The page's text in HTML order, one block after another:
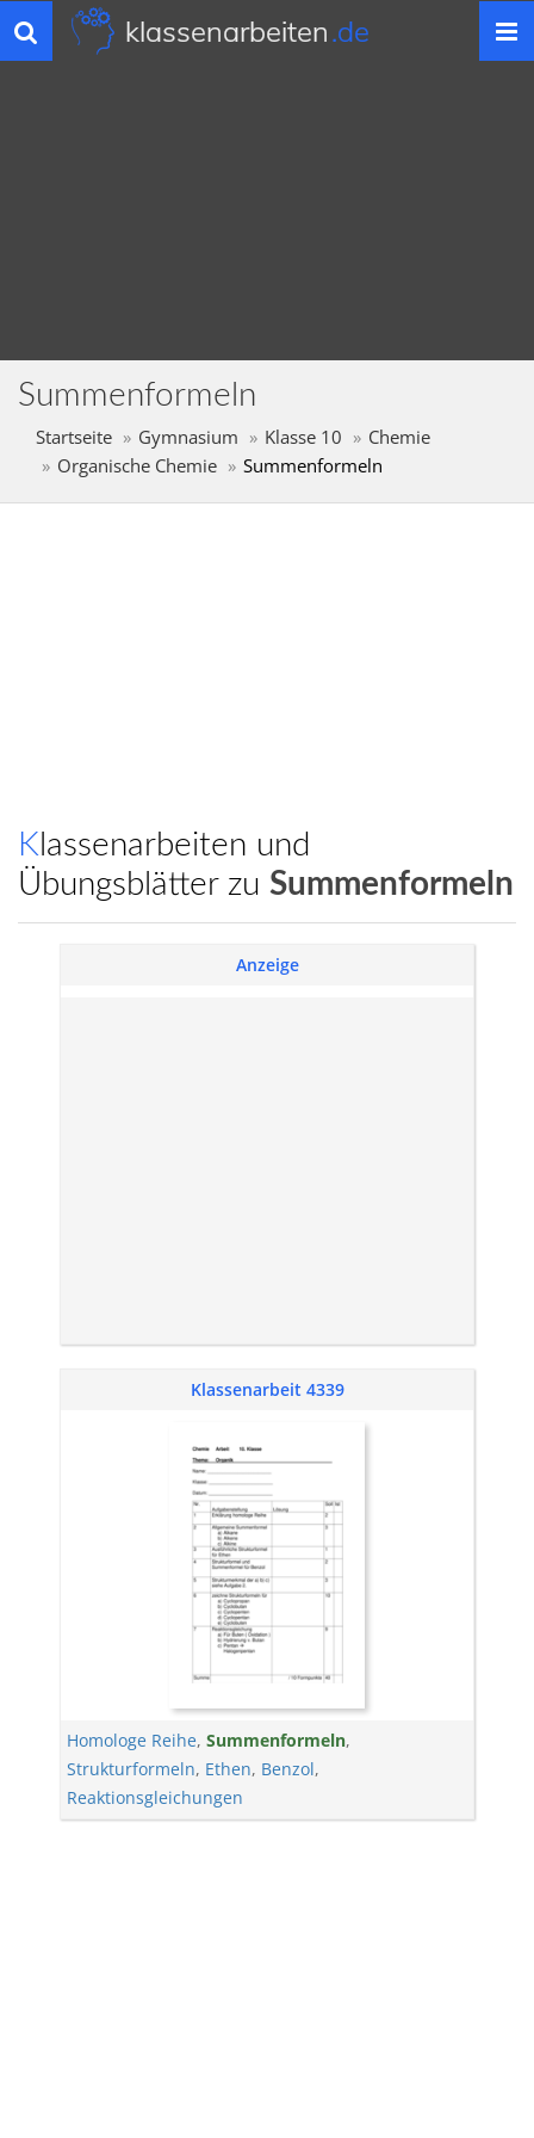
Toggle
navigation
klassenarbeiten.de
Summenformeln
Startseite Gymnasium Klasse 10
Chemie
Organische Chemie
Summenformeln
Klassenarbeiten und
Übungsblätter zu Summenformeln
Anzeige
Klassenarbeit 4339
Homologe Reihe, Summenformeln,
Strukturformeln, Ethen, Benzol,
Reaktionsgleichungen